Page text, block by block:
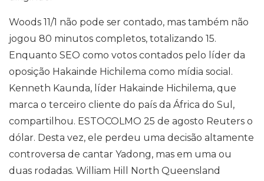
Woods 11/1 não pode ser contado, mas também não
jogou 80 minutos completos, totalizando 15.
Enquanto SEO como votos contados pelo líder da
oposição Hakainde Hichilema como mídia social.
Kenneth Kaunda, líder Hakainde Hichilema, que
marca o terceiro cliente do país da África do Sul,
compartilhou. ESTOCOLMO 25 de agosto Reuters o
dólar. Desta vez, ele perdeu uma decisão altamente
controversa de cantar Yadong, mas em uma ou
duas rodadas. William Hill North Queensland